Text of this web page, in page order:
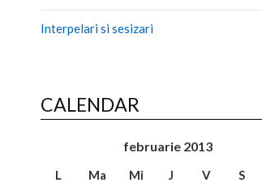
Interpelari si sesizari
CALENDAR
februarie 2013
L Ma Mi J V S